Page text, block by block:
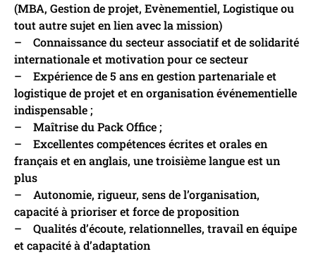
(MBA, Gestion de projet, Evènementiel, Logistique ou
tout autre sujet en lien avec la mission)
– Connaissance du secteur associatif et de solidarité
internationale et motivation pour ce secteur
– Expérience de 5 ans en gestion partenariale et
logistique de projet et en organisation événementielle
indispensable ;
– Maîtrise du Pack Office ;
– Excellentes compétences écrites et orales en
français et en anglais, une troisième langue est un
plus
– Autonomie, rigueur, sens de l’organisation,
capacité à prioriser et force de proposition
– Qualités d’écoute, relationnelles, travail en équipe
et capacité à d’adaptation